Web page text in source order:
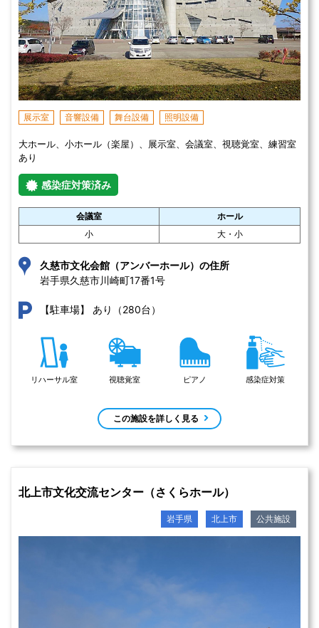
展示室 音響設備 舞台設備 照明設備
大ホール、小ホール（楽屋）、展示室、会議室、視聴覚室、練習室
あり
感染症対策済み
会議室
ホール
小
大・小
久慈市文化会館（アンバーホール）の住所
岩手県久慈市川崎町17番1号
【駐車場】 あり（280台）
リハーサル室 視聴覚室 ピアノ 感染症対策
この施設を詳しく見る
北上市文化交流センター（さくらホール）
岩手県 北上市 公共施設